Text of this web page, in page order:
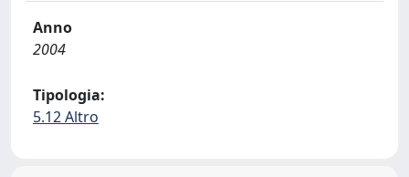
Anno
2004
Tipologia:
5.12 Altro